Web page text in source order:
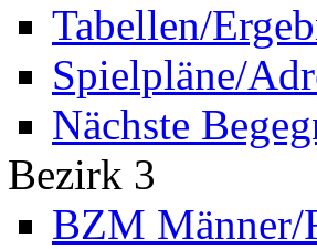
Tabellen/
Spielpläne/
Nächste
Bezirk 3
BZM Männer/